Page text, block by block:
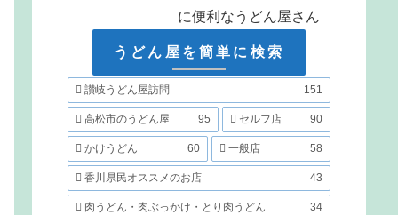
に便利なうどん屋さん
うどん屋を簡単に検索
讃岐うどん屋訪問 151
高松市のうどん屋 95 セルフ店 90
かけうどん 60 一般店 58
香川県民オススメのお店 43
肉うどん・肉ぶっかけ・とり肉うどん 34